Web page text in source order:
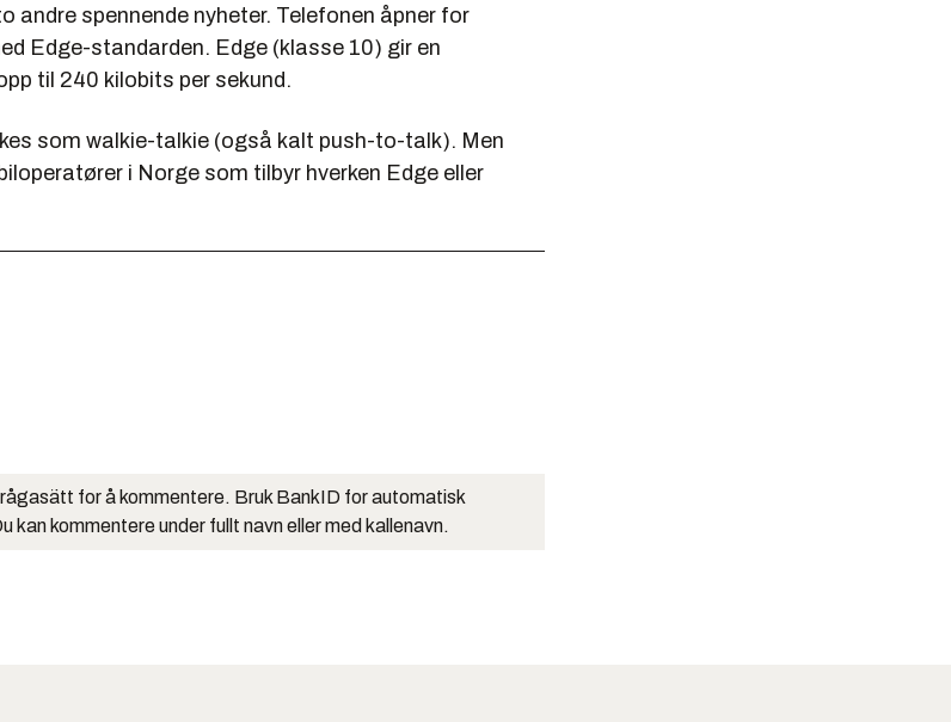
andre spennende nyheter. Telefonen åpner for
Edge-standarden. Edge (klasse 10) gir en
til 240 kilobits per sekund.
som walkie-talkie (også kalt push-to-talk). Men
i Norge som tilbyr hverken Edge eller
for å kommentere. Bruk BankID for automatisk
kan kommentere under fullt navn eller med kallenavn.